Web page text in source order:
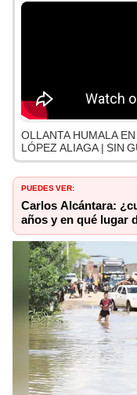
OLLANTA HUMALA
LÓPEZ ALIAGA | SIN
PUEDES VER:
Carlos Alcántara:
años y en qué lugar